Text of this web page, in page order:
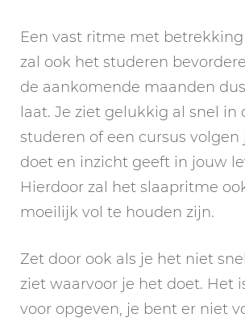
Een vast ritme met
zal ook het studeren
de aankomende maanden
laat. Je ziet gelukkig al snel in
studeren of een cursus volgen
doet en inzicht geeft in jouw
Hierdoor zal het slaapritme
moeilijk vol te houden zijn.
Zet door ook als je het niet
ziet waarvoor je het doet. Het
voor opgeven, je bent er niet